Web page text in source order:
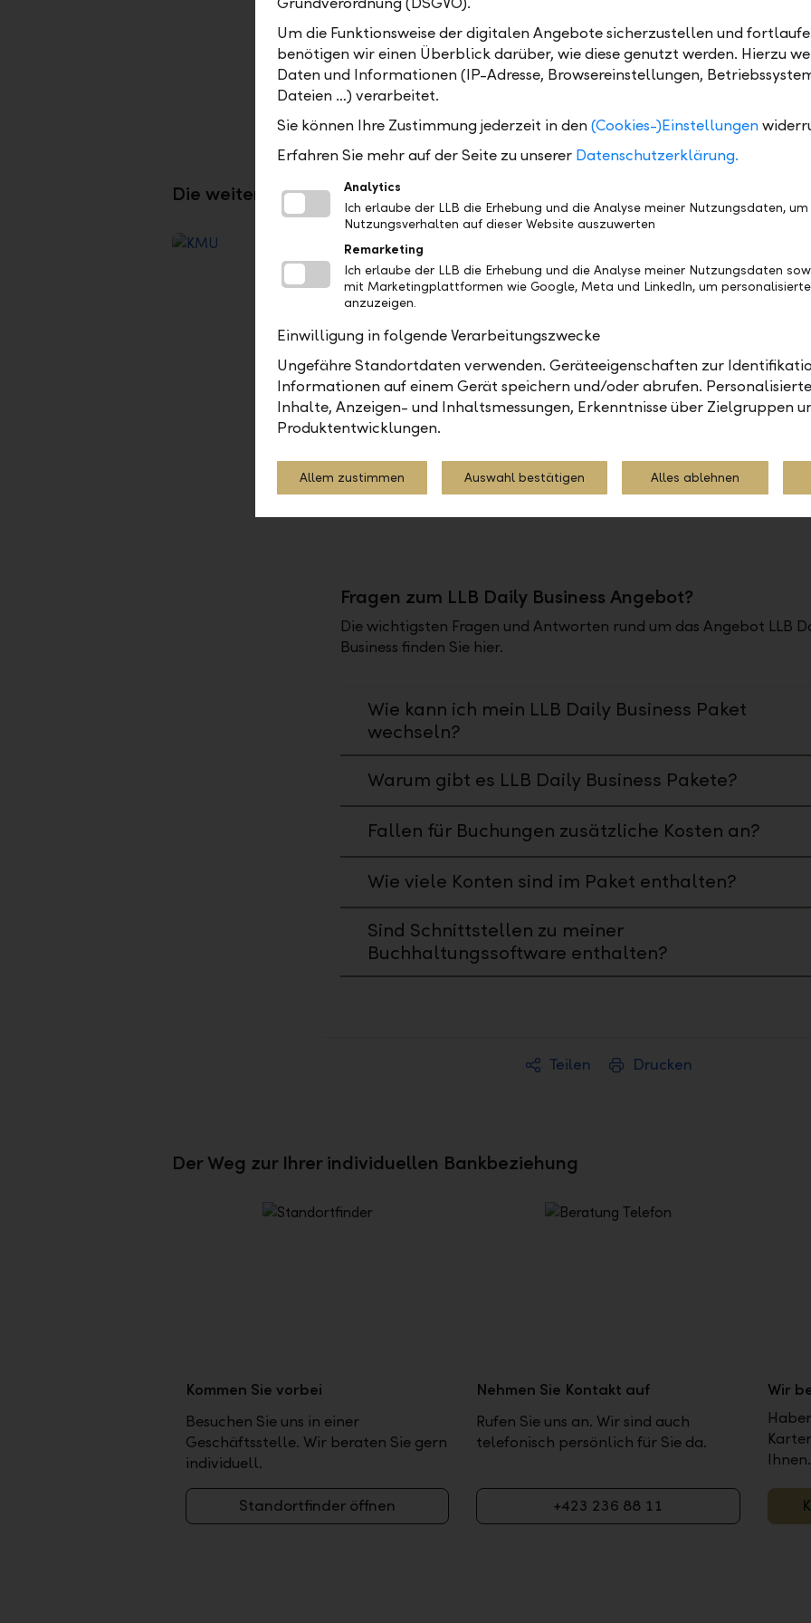
Beste Konditionen für Ihr
Unternehmen – Preisübersicht
für Konten, Karten und
Zahlungsverkehr PDF
Die weiteren LLB Daily Business Pakete:
LLB Business Pro
Kompromisslos – Das Komplettpaket für Ihre
Finanzgeschäfte
Bedenkenlos – Flexibel
Unternehmen es braucht
Fragen zum LLB Daily Business Angebot?
Die wichtigsten Fragen und Antworten rund um das Angebot LLB
Business finden Sie hier.
Wie kann ich mein LLB Daily Business Paket
wechseln?
Warum gibt es LLB Daily Business Pakete?
Fallen für Buchungen zusätzliche Kosten an?
Wie viele Konten sind im Paket enthalten?
Sind Schnittstellen zu meiner
Buchhaltungssoftware enthalten?
Teilen Drucken
Der Weg zur Ihrer individuellen Bankbeziehung
Kommen Sie vorbei
Besuchen Sie uns in einer
Geschäftsstelle. Wir beraten Sie gern
individuell.
Standortfinder öffnen
Nehmen Sie Kontakt auf
Rufen Sie uns an. Wir sind auch
telefonisch persönlich für Sie da.
+423 236 88 11
Wir
Ihnen.
Um die Funktionsweise der digitalen Angebote sicherzustellen und
benötigen wir einen Überblick darüber, wie diese genutzt werden. Hierzu
Daten und Informationen (IP-Adresse, Browsereinstellungen,
Dateien …) verarbeitet.
Sie können Ihre Zustimmung jederzeit in den(Cookies-)Einstellungen
Erfahren Sie mehr auf der Seite zu unserer Datenschutzerklärung.
Analytics
Ich erlaube der LLB die Erhebung und die Analyse meiner Nutzungsdaten,
Nutzungsverhalten auf dieser Website auszuwerten
Remarketing
Ich erlaube der LLB die Erhebung und die Analyse meiner Nutzungsdaten
mit Marketingplattformen wie Google, Meta und LinkedIn, um
anzuzeigen.
Einwilligung in folgende Verarbeitungszwecke
Ungefähre Standortdaten verwenden. Geräteeigenschaften zur
Informationen auf einem Gerät speichern und/oder abrufen.
Inhalte, Anzeigen- und Inhaltsmessungen, Erkenntnisse über Zielgruppen
Produktentwicklungen.
Allem zustimmen Auswahl bestätigen Alles ablehnen